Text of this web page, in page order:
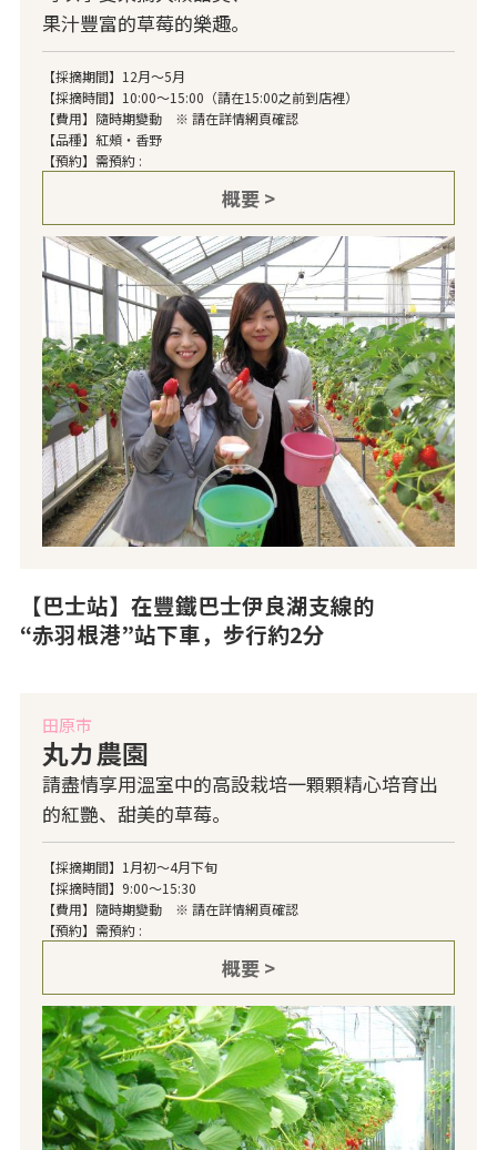
果汁豐富的草莓的樂趣。
【採摘期間】12月～5月
【採摘時間】10:00～15:00（請在15:00之前到店裡）
【費用】隨時期變動 ※ 請在詳情網頁確認
【品種】紅頰・香野
【預約】需預約 :
概要 >
【巴士站】在豐鐵巴士伊良湖支線的
“赤羽根港”站下車，步行約2分
田原市
丸カ農園
請盡情享用溫室中的高設栽培一顆顆精心培育出
的紅艷、甜美的草莓。
【採摘期間】1月初～4月下旬
【採摘時間】9:00～15:30
【費用】隨時期變動 ※ 請在詳情網頁確認
【預約】需預約 :
概要 >